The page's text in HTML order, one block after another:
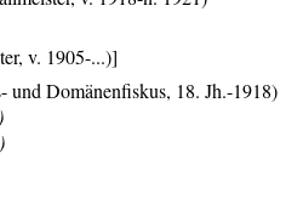
v. 1905-...)]
und Domänenfiskus, 18. Jh.-1918)